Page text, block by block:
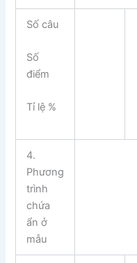
Số câu
Số
điểm
Tỉ lệ %
4.
Phương
trình
chứa
ẩn ở
mẫu